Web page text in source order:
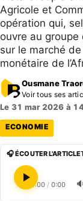
Agricole et
opération qui,
ouvre au groupe
sur le marché
monétaire de
Ousmane
Voir tous ses
Le 31 mar 2026 à
ECONOMIE
🎧 ÉCOUTER L'ARTICLE
0:00 / 0:00